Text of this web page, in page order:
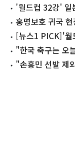
'월드컵 32강' 일
홍명보호 귀국
뜻한 위로
[뉴스1 PICK]'월
씁쓸한 귀국길
"한국 축구는 오
팬들의 절규
"손흥민 선발 제